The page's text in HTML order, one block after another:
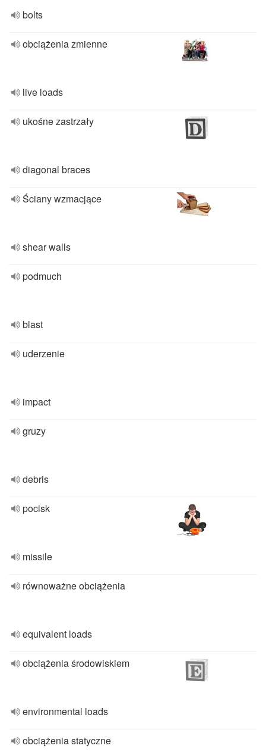
bolts
obciążenia zmienne
live loads
ukośne zastrzały
diagonal braces
Ściany wzmacjące
shear walls
podmuch
blast
uderzenie
impact
gruzy
debris
pocisk
missile
równoważne obciążenia
equivalent loads
obciążenia środowiskiem
environmental loads
obciążenia statyczne